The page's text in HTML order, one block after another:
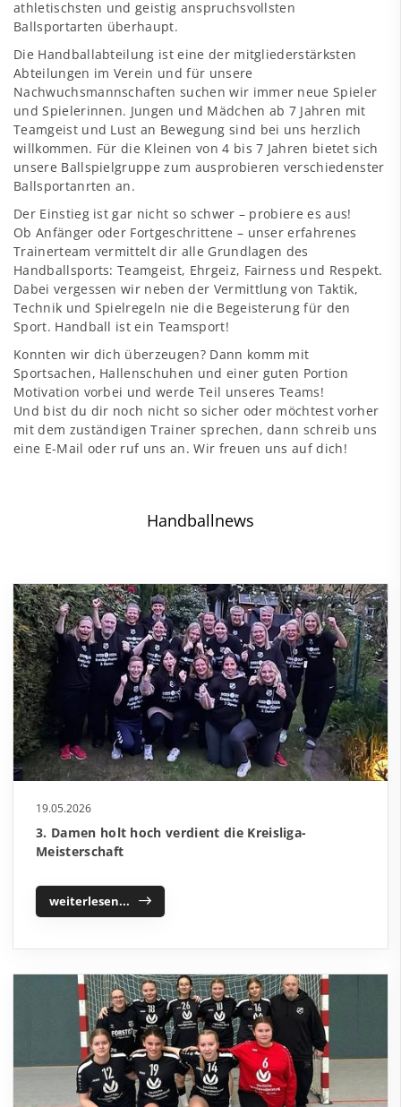
athletischsten und geistig anspruchsvollsten
Ballsportarten überhaupt.
Die Handballabteilung ist eine der mitgliederstärksten
Abteilungen im Verein und für unsere
Nachwuchsmannschaften suchen wir immer neue Spieler
und Spielerinnen. Jungen und Mädchen ab 7 Jahren mit
Teamgeist und Lust an Bewegung sind bei uns herzlich
willkommen. Für die Kleinen von 4 bis 7 Jahren bietet sich
unsere Ballspielgruppe zum ausprobieren verschiedenster
Ballsportanrten an.
Der Einstieg ist gar nicht so schwer – probiere es aus!
Ob Anfänger oder Fortgeschrittene – unser erfahrenes
Trainerteam vermittelt dir alle Grundlagen des
Handballsports: Teamgeist, Ehrgeiz, Fairness und Respekt.
Dabei vergessen wir neben der Vermittlung von Taktik,
Technik und Spielregeln nie die Begeisterung für den
Sport. Handball ist ein Teamsport!
Konnten wir dich überzeugen? Dann komm mit
Sportsachen, Hallenschuhen und einer guten Portion
Motivation vorbei und werde Teil unseres Teams!
Und bist du dir noch nicht so sicher oder möchtest vorher
mit dem zuständigen Trainer sprechen, dann schreib uns
eine E-Mail oder ruf uns an. Wir freuen uns auf dich!
Handballnews
19.05.2026
3. Damen holt hoch verdient die Kreisliga-
Meisterschaft
weiterlesen...